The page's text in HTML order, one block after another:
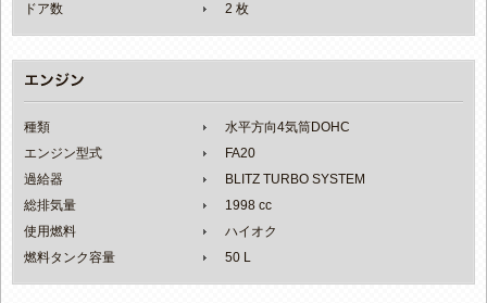
ドア数
2 枚
種類
水平方向4気筒DOHC
エンジン型式
FA20
過給器
BLITZ TURBO SYSTEM
総排気量
1998 cc
使用燃料
ハイオク
燃料タンク容量
50 L